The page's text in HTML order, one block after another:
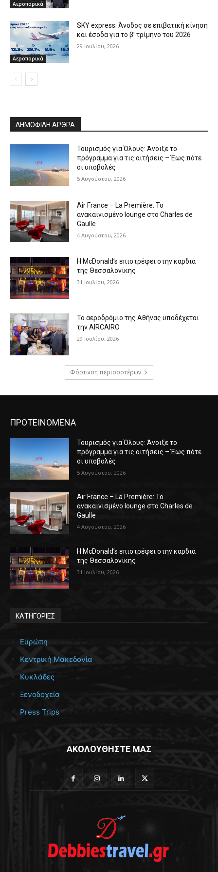
Αεροπορικά
Αεροπορικά
SKY express: Άνοδος σε επιβατική κίνηση
και έσοδα για το β’ τρίμηνο του 2026
29 Ιουλίου, 2026
ΔΗΜΟΦΙΛΗ ΑΡΘΡΑ
Τουρισμός για Όλους: Άνοιξε το
πρόγραμμα για τις αιτήσεις – Έως πότε
οι υποβολές
5 Αυγούστου, 2026
Air France – La Première: Το
ανακαινισμένο lounge στο Charles de
Gaulle
4 Αυγούστου, 2026
Η McDonald’s επιστρέφει στην καρδιά
της Θεσσαλονίκης
31 Ιουλίου, 2026
Το αεροδρόμιο της Αθήνας υποδέχεται
την AIRCAIRO
29 Ιουλίου, 2026
Φόρτωση περισσοτέρων
ΠΡΟΤΕΙΝΟΜΕΝΑ
Τουρισμός για Όλους: Άνοιξε το
πρόγραμμα για τις αιτήσεις – Έως πότε
οι υποβολές
5 Αυγούστου, 2026
Air France – La Première: Το
ανακαινισμένο lounge στο Charles de
Gaulle
4 Αυγούστου, 2026
Η McDonald’s επιστρέφει στην καρδιά
της Θεσσαλονίκης
31 Ιουλίου, 2026
ΚΑΤΗΓΟΡΙΕΣ
Ευρώπη
Κεντρική Μακεδονία
Κυκλάδες
Ξενοδοχεία
Press Trips
ΑΚΟΛΟΥΘΗΣΤΕ ΜΑΣ